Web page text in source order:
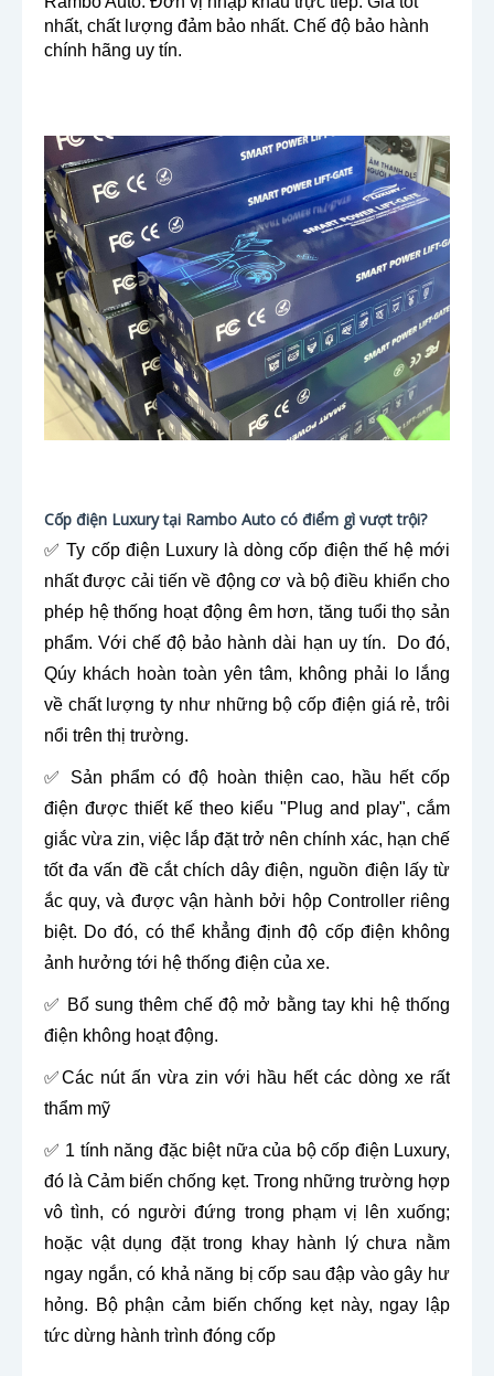
nhất, chất lượng đảm bảo nhất. Chế độ bảo hành
chính hãng uy tín.
Cốp điện Luxury tại Rambo Auto có điểm gì vượt trội?
✅ Ty cốp điện Luxury là dòng cốp điện thế hệ mới
nhất được cải tiến về động cơ và bộ điều khiển cho
phép hệ thống hoạt động êm hơn, tăng tuổi thọ sản
phẩm. Với chế độ bảo hành dài hạn uy tín. Do đó,
Qúy khách hoàn toàn yên tâm, không phải lo lắng
về chất lượng ty như những bộ cốp điện giá rẻ, trôi
nổi trên thị trường.
✅ Sản phẩm có độ hoàn thiện cao, hầu hết cốp
điện được thiết kế theo kiểu "Plug and play", cắm
giắc vừa zin, việc lắp đặt trở nên chính xác, hạn chế
tốt đa vấn đề cắt chích dây điện, nguồn điện lấy từ
ắc quy, và được vận hành bởi hộp Controller riêng
biệt. Do đó, có thể khẳng định độ cốp điện không
ảnh hưởng tới hệ thống điện của xe.
✅ Bổ sung thêm chế độ mở bằng tay khi hệ thống
điện không hoạt động.
✅Các nút ấn vừa zin với hầu hết các dòng xe rất
thẩm mỹ
✅ 1 tính năng đặc biệt nữa của bộ cốp điện Luxury,
đó là Cảm biến chống kẹt. Trong những trường hợp
vô tình, có người đứng trong phạm vị lên xuống;
hoặc vật dụng đặt trong khay hành lý chưa nằm
ngay ngắn, có khả năng bị cốp sau đập vào gây hư
hỏng. Bộ phận cảm biến chống kẹt này, ngay lập
tức dừng hành trình đóng cốp